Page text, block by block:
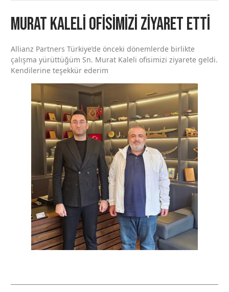
Murat Kaleli Ofisimizi Ziyaret Etti
Allianz Partners Türkiye’de önceki dönemlerde birlikte
çalışma yürüttüğüm Sn. Murat Kaleli ofisimizi ziyarete geldi.
Kendilerine teşekkür ederim